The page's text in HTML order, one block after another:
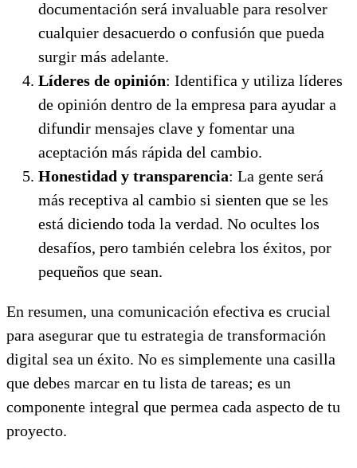
documentación será invaluable para resolver
cualquier desacuerdo o confusión que pueda
surgir más adelante.
Líderes de opinión: Identifica y utiliza líderes
de opinión dentro de la empresa para ayudar a
difundir mensajes clave y fomentar una
aceptación más rápida del cambio.
Honestidad y transparencia: La gente será
más receptiva al cambio si sienten que se les
está diciendo toda la verdad. No ocultes los
desafíos, pero también celebra los éxitos, por
pequeños que sean.
En resumen, una comunicación efectiva es crucial
para asegurar que tu estrategia de transformación
digital sea un éxito. No es simplemente una casilla
que debes marcar en tu lista de tareas; es un
componente integral que permea cada aspecto de tu
proyecto.